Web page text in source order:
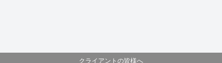
クライアントの皆様へ